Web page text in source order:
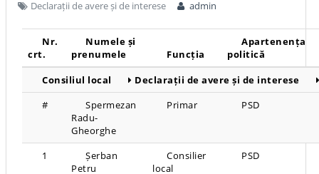
Declarații de avere și de interese admin
Consiliul local Declarații de avere și de interese
Nr.
crt.
Numele și
prenumele
Funcția
Apartenența
politică
#
Spermezan
Radu-
Gheorghe
Primar PSD
1
Șerban
Petru
Consilier
local
PSD